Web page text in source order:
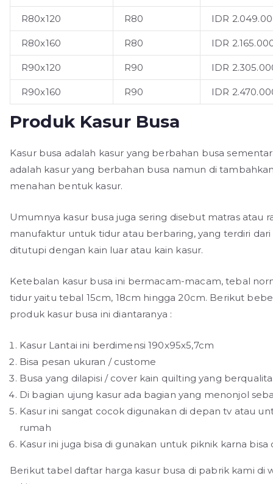
R80x120 R80 IDR
R80x160 R80 IDR
R90x120 R90 IDR
R90x160 R90 IDR
Produk Kasur Busa
Kasur busa adalah kasur yang berbahan busa
adalah kasur yang berbahan busa namun di
menahan bentuk kasur.
Umumnya kasur busa juga sering disebut matras atau
manufaktur untuk tidur atau berbaring, yang terdiri dari
ditutupi dengan kain luar atau kain kasur.
Ketebalan kasur busa ini bermacam-macam, tebal
tidur yaitu tebal 15cm, 18cm hingga 20cm. Berikut
produk kasur busa ini diantaranya :
Kasur Lantai ini berdimensi 190x95x5,7cm
Bisa pesan ukuran / custome
Busa yang dilapisi / cover kain quilting yang
Di bagian ujung kasur ada bagian yang menonjol
Kasur ini sangat cocok digunakan di depan tv atau
rumah
Kasur ini juga bisa di gunakan untuk piknik karna
Berikut tabel daftar harga kasur busa di pabrik kami di